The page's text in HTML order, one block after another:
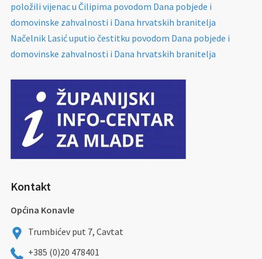
položili vijenac u Čilipima povodom Dana pobjede i
domovinske zahvalnosti i Dana hrvatskih branitelja
Načelnik Lasić uputio čestitku povodom Dana pobjede i
domovinske zahvalnosti i Dana hrvatskih branitelja
Kontakt
Općina Konavle
Trumbićev put 7, Cavtat
+385 (0)20 478401